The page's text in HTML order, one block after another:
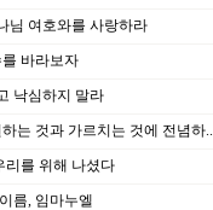
님 여호와를 사랑하라
바라보자
낙심하지 말라
는 것과 가르치는 것에 전념하..
리를 위해 나셨다
름, 임마누엘